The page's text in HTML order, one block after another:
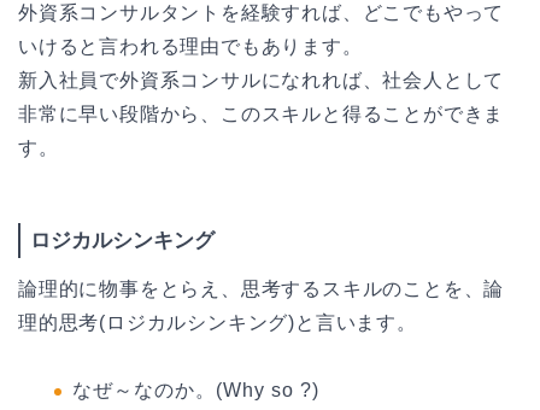
外資系コンサルタントを経験すれば、どこでもやって
いけると言われる理由でもあります。
新入社員で外資系コンサルになれれば、社会人として
非常に早い段階から、このスキルと得ることができま
す。
ロジカルシンキング
論理的に物事をとらえ、思考するスキルのことを、論
理的思考(ロジカルシンキング)と言います。
なぜ～なのか。(Why so ?)